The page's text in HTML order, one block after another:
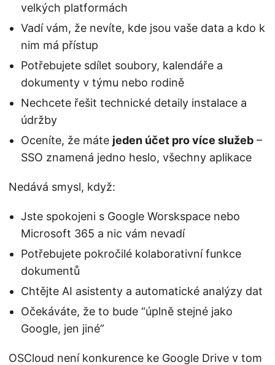
velkých platformách
Vadí vám, že nevíte, kde jsou vaše data a kdo k
nim má přístup
Potřebujete sdílet soubory, kalendáře a
dokumenty v týmu nebo rodině
Nechcete řešit technické detaily instalace a
údržby
Oceníte, že máte jeden účet pro více služeb –
SSO znamená jedno heslo, všechny aplikace
Nedává smysl, když:
Jste spokojeni s Google Worskspace nebo
Microsoft 365 a nic vám nevadí
Potřebujete pokročilé kolaborativní funkce
dokumentů
Chtějte AI asistenty a automatické analýzy dat
Očekáváte, že to bude “úplně stejné jako
Google, jen jiné”
OSCloud není konkurence ke Google Drive v tom